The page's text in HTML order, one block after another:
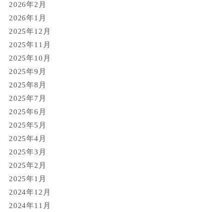
2026年2月
2026年1月
2025年12月
2025年11月
2025年10月
2025年9月
2025年8月
2025年7月
2025年6月
2025年5月
2025年4月
2025年3月
2025年2月
2025年1月
2024年12月
2024年11月